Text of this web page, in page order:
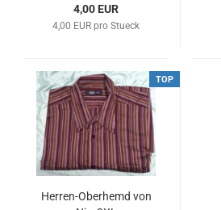
4,00 EUR
4,00 EUR pro Stueck
TOP
Herren-Oberhemd von